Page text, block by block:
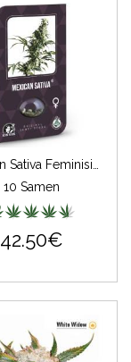
10 Samen
42.50€